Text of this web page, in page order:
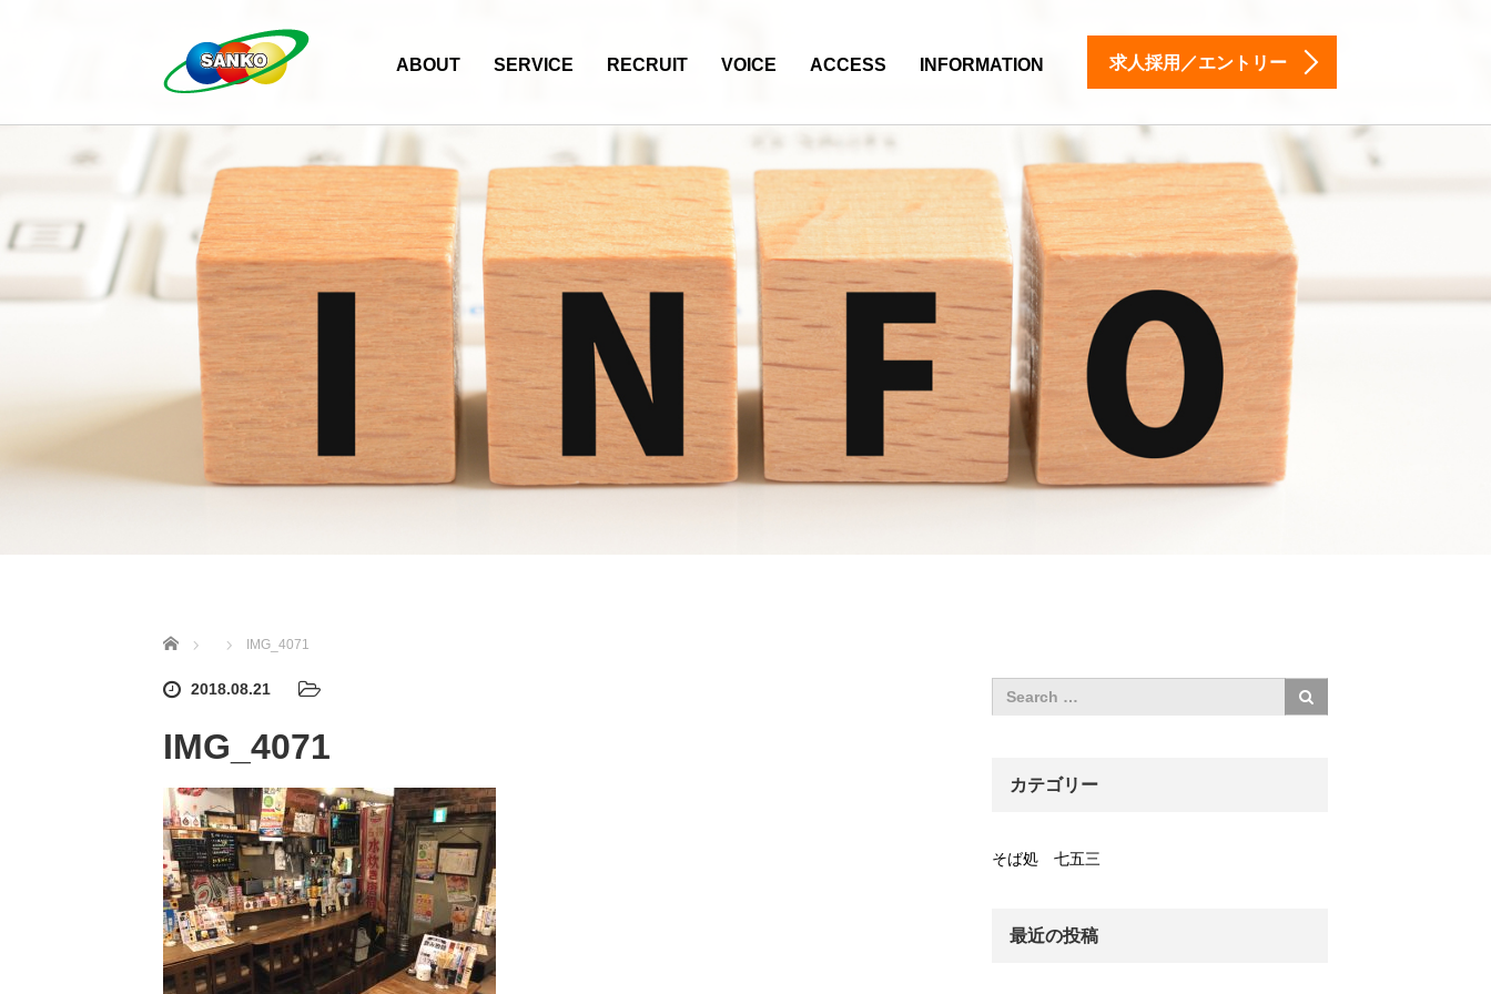
ABOUT SERVICE RECRUIT VOICE ACCESS INFORMATION 求人採用／エントリー
ホーム IMG_4071
2018.08.21
IMG_4071
カテゴリー
そば処 七五三
最近の投稿